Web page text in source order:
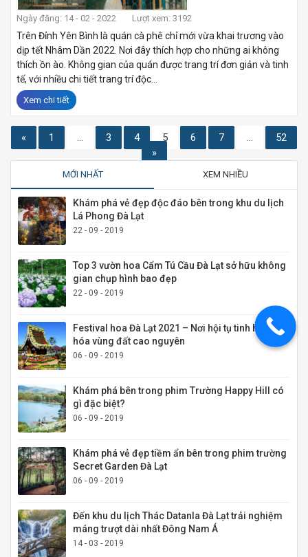
Ngày đăng: 14 - 02 - 2022 Lượt xem: 3192
Trên Đỉnh Yên Bình là quán cà phê chỉ mới vừa khai trương vào
dịp tết Nhâm Dần 2022. Nơi đây thích hợp cho những ai không
thích ồn ào. Không gian của quán được trang trí đơn giản và tinh
tế, với nhiều chi tiết trang trí độc...
Xem chi tiết
« 1 … 3 4 5 6 7 …
52
»
MỚI NHẤT XEM NHIỀU
Khám phá vẻ đẹp độc đáo bên trong khu du lịch
Lá Phong Đà Lạt
22 - 09 - 2019
Top 3 vườn hoa Cẩm Tú Cầu Đà Lạt sở hữu không
gian chụp hình bao đẹp
22 - 09 - 2019
Festival hoa Đà Lạt 2021 – Nơi hội tụ tinh hoa văn
hóa vùng đất cao nguyên
06 - 09 - 2019
Khám phá bên trong phim Trường Happy Hill có
gì đặc biệt?
06 - 09 - 2019
Khám phá vẻ đẹp tiềm ẩn bên trong phim trường
Secret Garden Đà Lạt
06 - 09 - 2019
Đến khu du lịch Thác Datanla Đà Lạt trải nghiệm
máng trượt dài nhất Đông Nam Á
14 - 03 - 2019